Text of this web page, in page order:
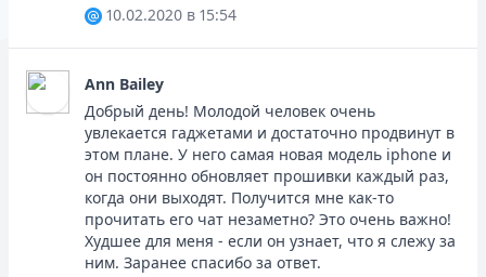
10.02.2020 в 15:54
Ann Bailey
Добрый день! Молодой человек очень
увлекается гаджетами и достаточно продвинут в
этом плане. У него самая новая модель iphone и
он постоянно обновляет прошивки каждый раз,
когда они выходят. Получится мне как-то
прочитать его чат незаметно? Это очень важно!
Худшее для меня - если он узнает, что я слежу за
ним. Заранее спасибо за ответ.